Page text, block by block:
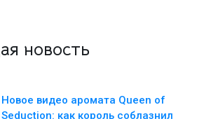
новость
Новое видео аромата Queen of
Seduction: как король соблазнил